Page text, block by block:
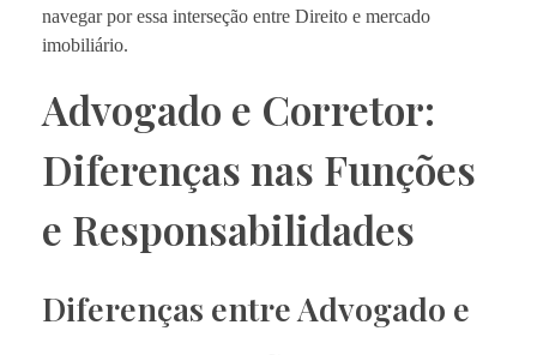
navegar por essa interseção entre Direito e mercado
imobiliário.
Advogado e Corretor:
Diferenças nas Funções
e Responsabilidades
Diferenças entre Advogado e